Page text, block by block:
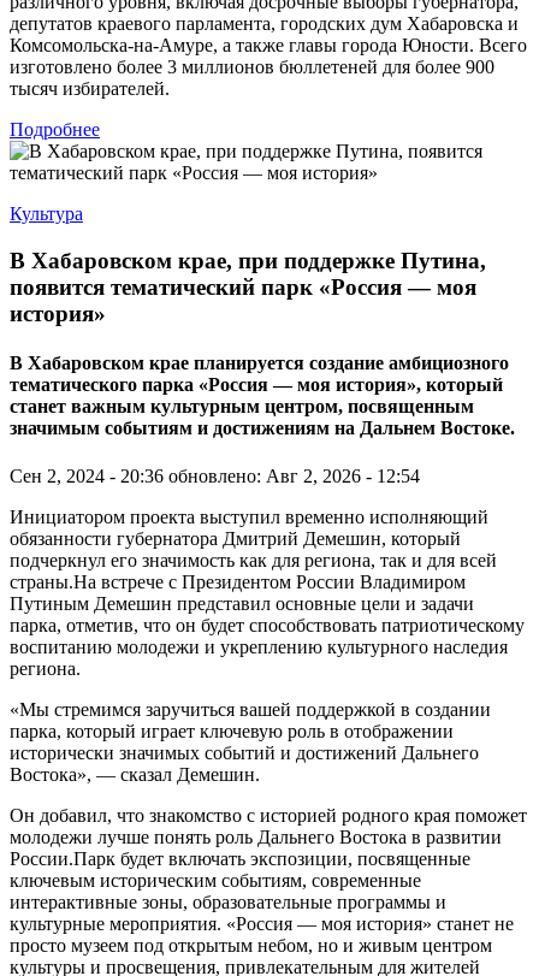
депутатов краевого парламента, городских дум Хабаровска и
Комсомольска-на-Амуре, а также главы города Юности. Всего
изготовлено более 3 миллионов бюллетеней для более 900
тысяч избирателей.
Подробнее
Культура
В Хабаровском крае, при поддержке Путина,
появится тематический парк «Россия — моя
история»
В Хабаровском крае планируется создание амбициозного
тематического парка «Россия — моя история», который
станет важным культурным центром, посвященным
значимым событиям и достижениям на Дальнем Востоке.
Сен 2, 2024 - 20:36 обновлено: Авг 2, 2026 - 12:54
Инициатором проекта выступил временно исполняющий
обязанности губернатора Дмитрий Демешин, который
подчеркнул его значимость как для региона, так и для всей
страны.На встрече с Президентом России Владимиром
Путиным Демешин представил основные цели и задачи
парка, отметив, что он будет способствовать патриотическому
воспитанию молодежи и укреплению культурного наследия
региона.
«Мы стремимся заручиться вашей поддержкой в создании
парка, который играет ключевую роль в отображении
исторически значимых событий и достижений Дальнего
Востока», — сказал Демешин.
Он добавил, что знакомство с историей родного края поможет
молодежи лучше понять роль Дальнего Востока в развитии
России.Парк будет включать экспозиции, посвященные
ключевым историческим событиям, современные
интерактивные зоны, образовательные программы и
культурные мероприятия. «Россия — моя история» станет не
просто музеем под открытым небом, но и живым центром
культуры и просвещения, привлекательным для жителей